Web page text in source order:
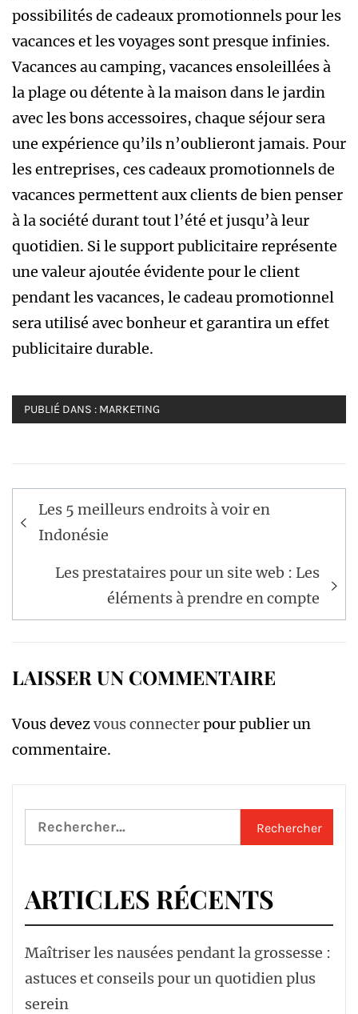
possibilités de cadeaux promotionnels pour les
vacances et les voyages sont presque infinies.
Vacances au camping, vacances ensoleillées à
la plage ou détente à la maison dans le jardin
avec les bons accessoires, chaque séjour sera
une expérience qu’ils n’oublieront jamais. Pour
les entreprises, ces cadeaux promotionnels de
vacances permettent aux clients de bien penser
à la société durant tout l’été et jusqu’à leur
quotidien. Si le support publicitaire représente
une valeur ajoutée évidente pour le client
pendant les vacances, le cadeau promotionnel
sera utilisé avec bonheur et garantira un effet
publicitaire durable.
PUBLIÉ DANS : MARKETING
Navigation
de
Les 5 meilleurs endroits à voir en
Indonésie
Les prestataires pour un site web : Les
éléments à prendre en compte
LAISSER UN COMMENTAIRE
Vous devezvous connecterpour publier un
commentaire.
Rechercher :
ARTICLES RÉCENTS
Maîtriser les nausées pendant la grossesse :
astuces et conseils pour un quotidien plus
serein